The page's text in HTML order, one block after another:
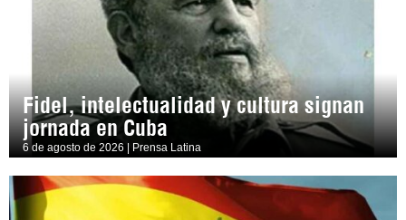
Fidel, intelectualidad y cultura signan
jornada en Cuba
6 de agosto de 2026 | Prensa Latina